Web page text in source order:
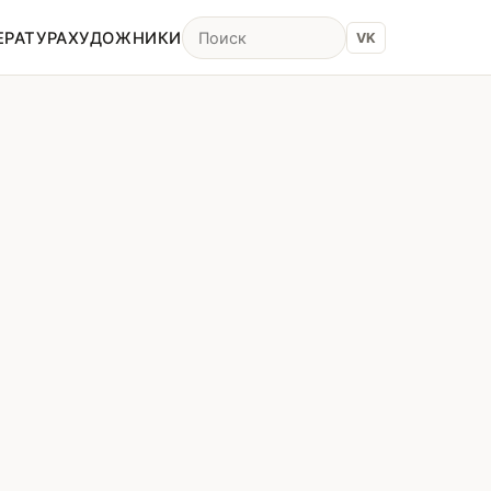
ХУДОЖНИКИ VK